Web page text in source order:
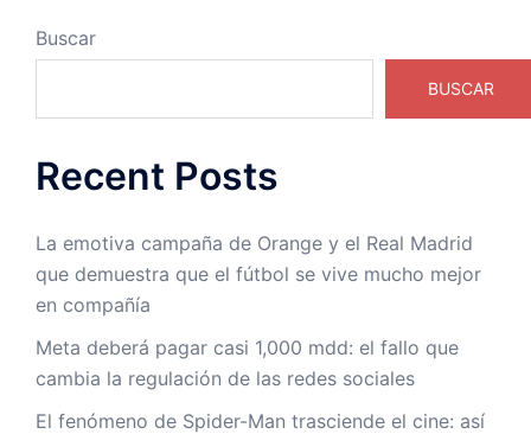
Buscar
BUSCAR
Recent Posts
La emotiva campaña de Orange y el Real Madrid
que demuestra que el fútbol se vive mucho mejor
en compañía
Meta deberá pagar casi 1,000 mdd: el fallo que
cambia la regulación de las redes sociales
El fenómeno de Spider-Man trasciende el cine: así